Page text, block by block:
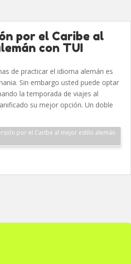
por el Caribe al
con TUI
de practicar el idioma alemán es
Sin embargo usted puede optar
la temporada de viajes al
su mejor opción. Un doble
por el Caribe al mejor estilo alemán